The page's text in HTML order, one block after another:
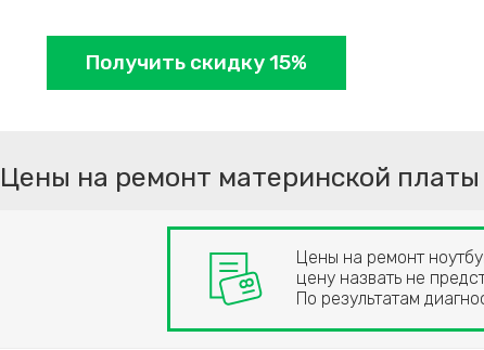
Получить скидку 15%
Цены на ремонт материнской платы
Цены на ремонт
цену назвать не
По результатам